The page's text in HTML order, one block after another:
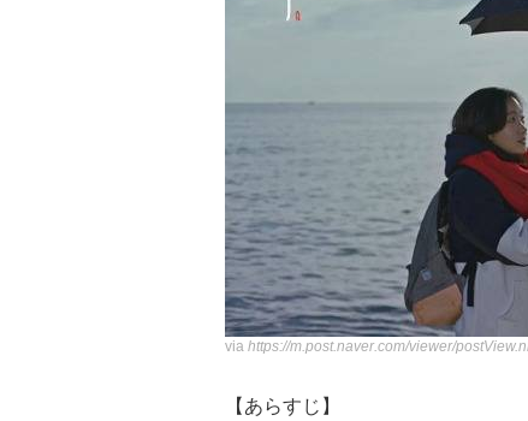
via https://m.post.naver.com/viewer/
【あらすじ】